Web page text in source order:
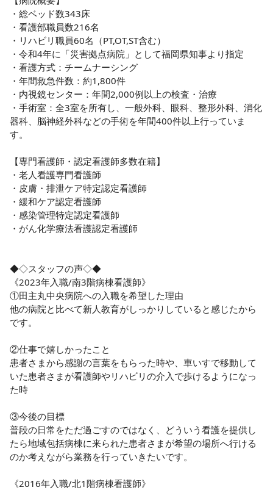
・総ベッド数343床
・看護部職員数216名
・リハビリ職員60名（PT,OT,ST含む）
・令和4年に「災害拠点病院」として福岡県知事より指定
・看護方式：チームナーシング
・年間救急件数：約1,800件
・内視鏡センター：年間2,000例以上の検査・治療
・手術室：全3室を所有し、一般外科、眼科、整形外科、消化
器科、脳神経外科などの手術を年間400件以上行っていま
す。
【専門看護師・認定看護師多数在籍】
・老人看護専門看護師
・皮膚・排泄ケア特定認定看護師
・緩和ケア認定看護師
・感染管理特定認定看護師
・がん化学療法看護認定看護師
◆◇スタッフの声◇◆
《2023年入職/南3階病棟看護師》
①田主丸中央病院への入職を希望した理由
他の病院と比べて新人教育がしっかりしていると感じたから
です。
②仕事で嬉しかったこと
患者さまから感謝の言葉をもらった時や、車いすで移動して
いた患者さまが看護師やリハビリの介入で歩けるようになっ
た時
③今後の目標
普段の日常をただ過ごすのではなく、どういう看護を提供し
たら地域包括病棟に来られた患者さまが希望の場所へ行ける
のか考えながら業務を行っていきたいです。
《2016年入職/北1階病棟看護師》